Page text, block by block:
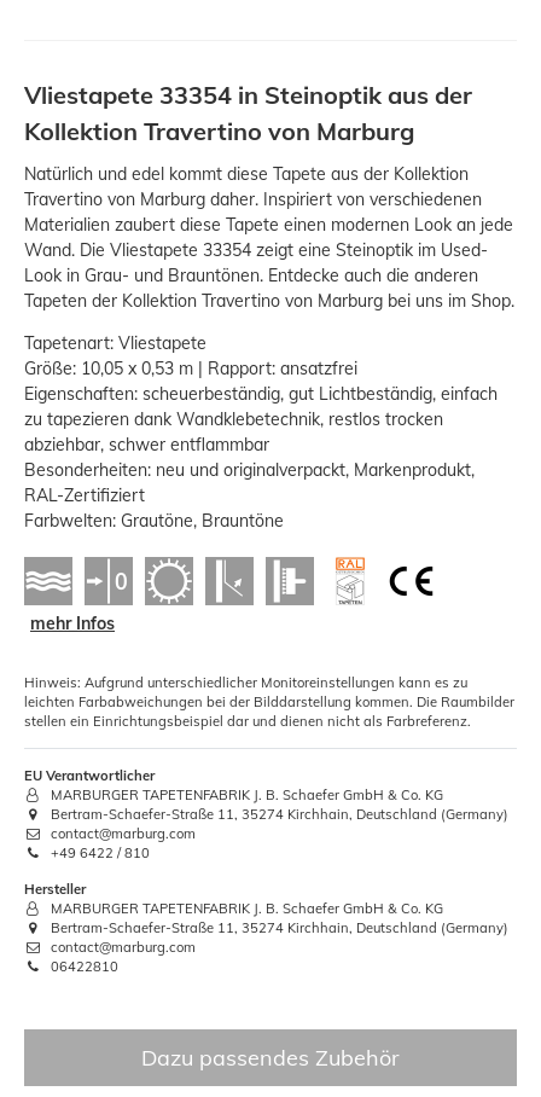
Vliestapete 33354 in Steinoptik aus der
Kollektion Travertino von Marburg
Natürlich und edel kommt diese Tapete aus der Kollektion
Travertino von Marburg daher. Inspiriert von verschiedenen
Materialien zaubert diese Tapete einen modernen Look an jede
Wand. Die Vliestapete 33354 zeigt eine Steinoptik im Used-
Look in Grau- und Brauntönen. Entdecke auch die anderen
Tapeten der Kollektion Travertino von Marburg bei uns im Shop.
Tapetenart: Vliestapete
Größe: 10,05 x 0,53 m | Rapport: ansatzfrei
Eigenschaften: scheuerbeständig, gut Lichtbeständig, einfach
zu tapezieren dank Wandklebetechnik, restlos trocken
abziehbar, schwer entflammbar
Besonderheiten: neu und originalverpackt, Markenprodukt,
RAL-Zertifiziert
Farbwelten: Grautöne, Brauntöne
mehr Infos
Hinweis: Aufgrund unterschiedlicher Monitoreinstellungen kann es zu
leichten Farbabweichungen bei der Bilddarstellung kommen. Die Raumbilder
stellen ein Einrichtungsbeispiel dar und dienen nicht als Farbreferenz.
EU Verantwortlicher
MARBURGER TAPETENFABRIK J. B. Schaefer GmbH & Co. KG
Bertram-Schaefer-Straße 11, 35274 Kirchhain, Deutschland (Germany)
contact@marburg.com
+49 6422 / 810
Hersteller
MARBURGER TAPETENFABRIK J. B. Schaefer GmbH & Co. KG
Bertram-Schaefer-Straße 11, 35274 Kirchhain, Deutschland (Germany)
contact@marburg.com
06422810
Dazu passendes Zubehör